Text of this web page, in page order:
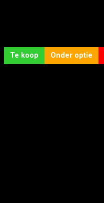
Te koop Onder optie